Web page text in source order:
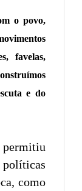
o povo,
favelas,
e do
permitiu
como